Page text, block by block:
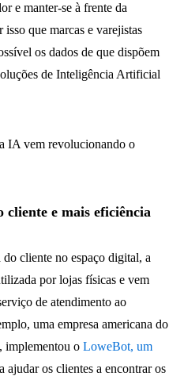
e manter-se à frente da
que marcas e varejistas
os dados de que dispõem
de Inteligência Artificial
IA vem revolucionando o
cliente e mais eficiência
cliente no espaço digital, a
por lojas físicas e vem
de atendimento ao
uma empresa americana do
implementou o LoweBot, um
ajudar os clientes a encontrar os